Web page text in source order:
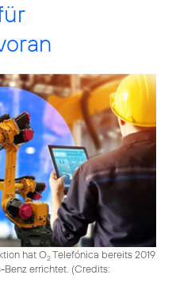
hat O2Telefónica bereits 2019
errichtet. (Credits: